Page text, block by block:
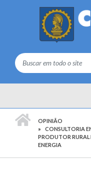
OPINIÃO
CONSULTORIA
PRODUTOR RURAL
ENERGIA